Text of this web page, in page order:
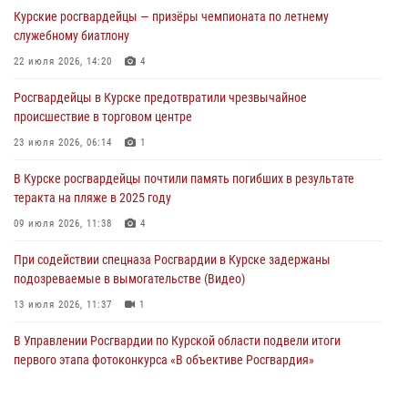
сбыта крупной партии наркотиков
04 августа 2026, 12:52
85 владельцев оружия
04 августа 2026, 07:00
297 выездов по сигналу «тревога»
03 августа 2026, 09:46
Курские росгвардейцы — призёры чемпионата по летнему
служебному биатлону
22 июля 2026, 14:20 4
Росгвардейцы в Курске предотвратили чрезвычайное
происшествие в торговом центре
23 июля 2026, 06:14 1
В Курске росгвардейцы почтили память погибших в результате
теракта на пляже в 2025 году
09 июля 2026, 11:38 4
При содействии спецназа Росгвардии в Курске задержаны
подозреваемые в вымогательстве (Видео)
13 июля 2026, 11:37 1
В Управлении Росгвардии по Курской области подвели итоги
первого этапа фотоконкурса «В объективе Росгвардия»